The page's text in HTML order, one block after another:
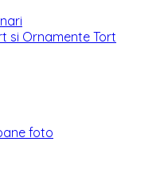
si Ornamente Tort
foto